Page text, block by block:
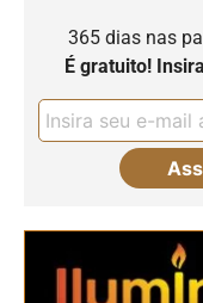
365 dias nas
É gratuito!